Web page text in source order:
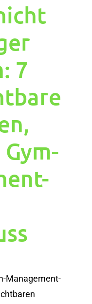
7
Management-